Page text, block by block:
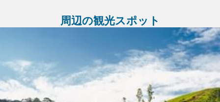
周辺の観光スポット